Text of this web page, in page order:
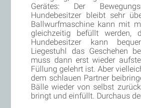
Gerätes: Der
Hundebesitzer bleibt sehr
Ballwurfmaschine kann mit
gleichzeitig befüllt werden,
Hundebesitzer kann
Liegestuhl das Geschehen
muss dann erst wieder
Füllung gelehrt ist. Aber
dem schlauen Partner
Bälle wieder von selbst
bringt und einfüllt. Durchaus